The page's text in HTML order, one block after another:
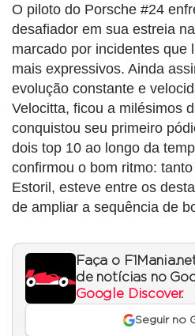
O piloto do Porsche #24
desafiador em sua estreia
marcado por incidentes que
mais expressivos. Ainda
evolução constante e
Velocitta, ficou a milésimos
conquistou seu primeiro
dois top 10 ao longo da
confirmou o bom ritmo:
Estoril, esteve entre os
de ampliar a sequência de
Faça o
de notícias no
Google Discover.
Seguir no